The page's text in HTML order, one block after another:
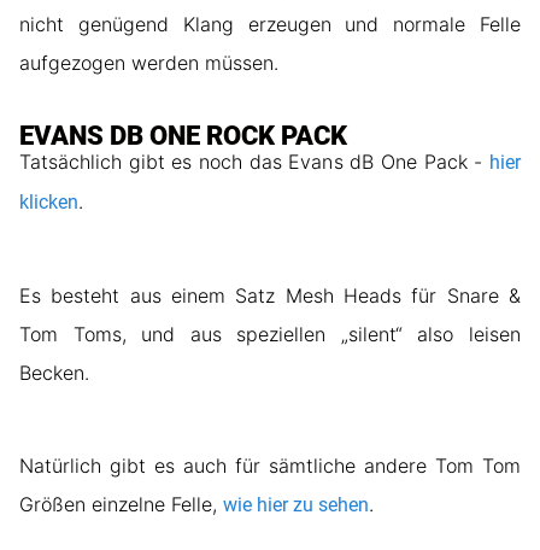
nicht genügend Klang erzeugen und normale Felle
aufgezogen werden müssen.
EVANS DB ONE ROCK PACK
Tatsächlich gibt es noch das Evans dB One Pack - hier
klicken.
Es besteht aus einem Satz Mesh Heads für Snare &
Tom Toms, und aus speziellen „silent“ also leisen
Becken.
Natürlich gibt es auch für sämtliche andere Tom Tom
Größen einzelne Felle, wie hier zu sehen.